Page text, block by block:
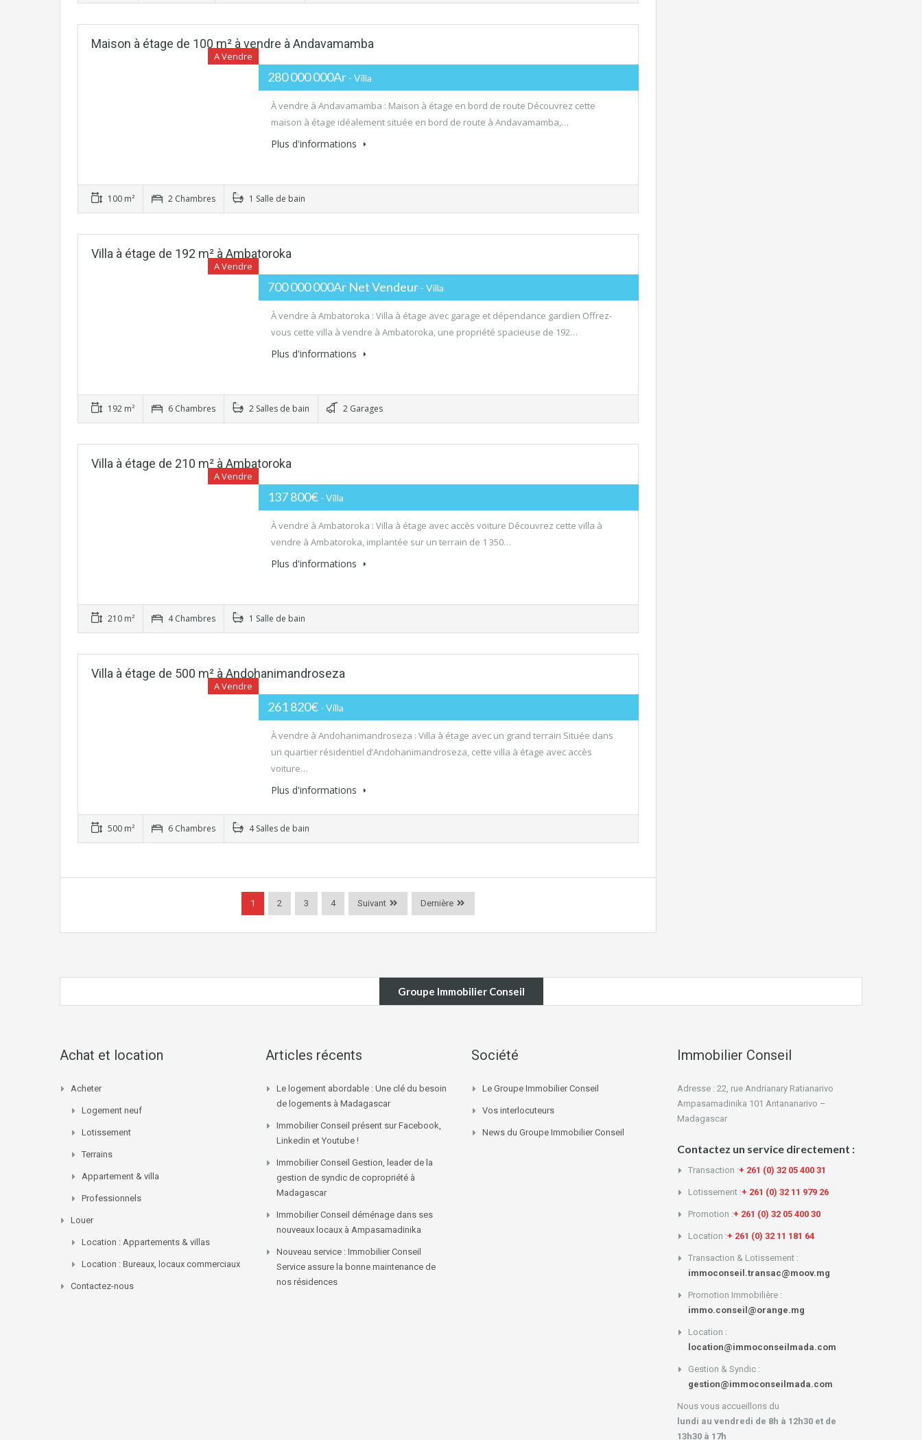
Maison à étage de 100 m² à vendre à Andavamamba
A Vendre
280 000 000Ar - Villa
À vendre à Andavamamba : Maison à étage en bord de route Découvrez cette
maison à étage idéalement située en bord de route à Andavamamba,…
Plus d'informations
100 m² 2 Chambres 1 Salle de bain
Villa à étage de 192 m² à Ambatoroka
A Vendre
700 000 000Ar Net Vendeur - Villa
À vendre à Ambatoroka : Villa à étage avec garage et dépendance gardien Offrez-
vous cette villa à vendre à Ambatoroka, une propriété spacieuse de 192…
Plus d'informations
192 m² 6 Chambres 2 Salles de bain 2 Garages
Villa à étage de 210 m² à Ambatoroka
A Vendre
137 800€ - Villa
À vendre à Ambatoroka : Villa à étage avec accès voiture Découvrez cette villa à
vendre à Ambatoroka, implantée sur un terrain de 1 350…
Plus d'informations
210 m² 4 Chambres 1 Salle de bain
Villa à étage de 500 m² à Andohanimandroseza
A Vendre
261 820€ - Villa
À vendre à Andohanimandroseza : Villa à étage avec un grand terrain Située dans
un quartier résidentiel d’Andohanimandroseza, cette villa à étage avec accès
voiture…
Plus d'informations
500 m² 6 Chambres 4 Salles de bain
1 2 3 4 Suivant Dernière
Groupe Immobilier Conseil
Achat et location
Acheter
Logement neuf
Lotissement
Terrains
Appartement & villa
Professionnels
Louer
Location : Appartements & villas
Location : Bureaux, locaux commerciaux
Contactez-nous
Articles récents
Le logement abordable : Une clé du besoin
de logements à Madagascar
Immobilier Conseil présent sur Facebook,
Linkedin et Youtube !
Immobilier Conseil Gestion, leader de la
gestion de syndic de copropriété à
Madagascar
Immobilier Conseil déménage dans ses
nouveaux locaux à Ampasamadinika
Nouveau service : Immobilier Conseil
Service assure la bonne maintenance de
nos résidences
Société
Le Groupe Immobilier Conseil
Vos interlocuteurs
News du Groupe Immobilier Conseil
Immobilier Conseil
Adresse : 22, rue Andrianary Ratianarivo
Ampasamadinika 101 Antananarivo –
Madagascar
Contactez un service directement :
Transaction :+ 261 (0) 32 05 400 31
Lotissement :+ 261 (0) 32 11 979 26
Promotion :+ 261 (0) 32 05 400 30
Location :+ 261 (0) 32 11 181 64
Transaction & Lotissement :
immoconseil.transac@moov.mg
Promotion Immobilière :
immo.conseil@orange.mg
Location :
location@immoconseilmada.com
Gestion & Syndic :
gestion@immoconseilmada.com
Nous vous accueillons du
lundi au vendredi de 8h à 12h30 et de
13h30 à 17h